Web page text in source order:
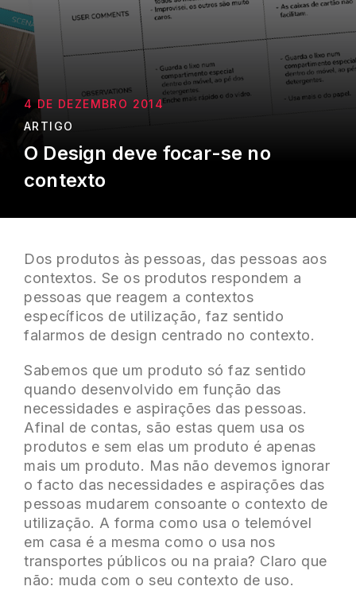
4 DE DEZEMBRO 2014
ARTIGO
O Design deve focar-se no
contexto
Dos produtos às pessoas, das pessoas aos
contextos. Se os produtos respondem a
pessoas que reagem a contextos
específicos de utilização, faz sentido
falarmos de design centrado no contexto.
Sabemos que um produto só faz sentido
quando desenvolvido em função das
necessidades e aspirações das pessoas.
Afinal de contas, são estas quem usa os
produtos e sem elas um produto é apenas
mais um produto. Mas não devemos ignorar
o facto das necessidades e aspirações das
pessoas mudarem consoante o contexto de
utilização. A forma como usa o telemóvel
em casa é a mesma como o usa nos
transportes públicos ou na praia? Claro que
não: muda com o seu contexto de uso.